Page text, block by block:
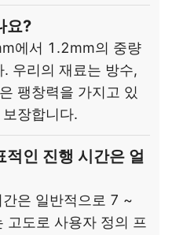
요?
에서 1.2mm의 중량
우리의 재료는 방수,
팽창력을 가지고 있
장합니다.
인 진행 시간은 얼
은 일반적으로 7 ~
고도로 사용자 정의 프